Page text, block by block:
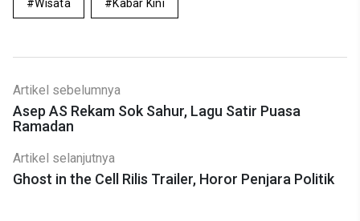
Wisata Kabar Kini
Artikel sebelumnya
Asep AS Rekam Sok Sahur, Lagu Satir Puasa
Ramadan
Artikel selanjutnya
Ghost in the Cell Rilis Trailer, Horor Penjara Politik